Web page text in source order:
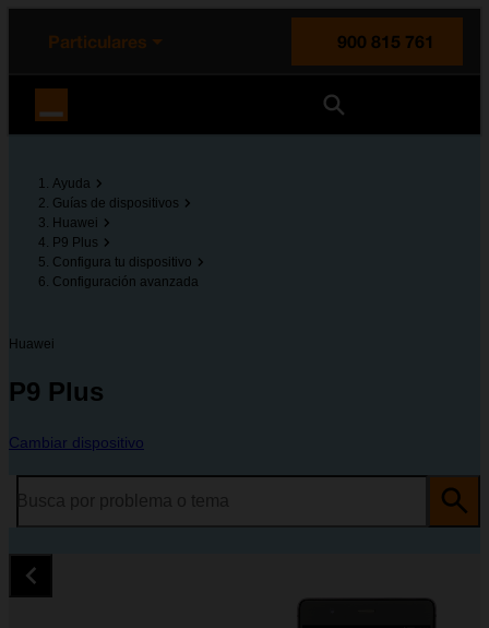
principal
la página
Particulares
900 815 761
Ayuda
Guías de dispositivos
Huawei
P9 Plus
Configura tu dispositivo
Configuración avanzada
Huawei
P9 Plus
Cambiar dispositivo